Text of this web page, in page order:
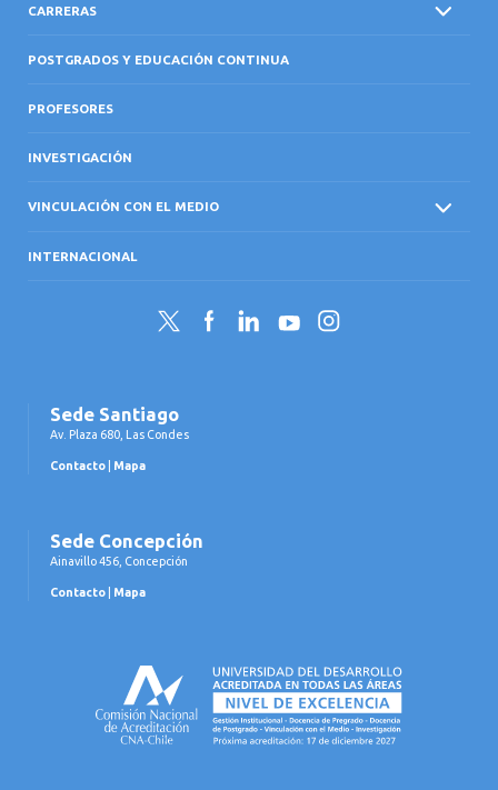
CARRERAS
POSTGRADOS Y EDUCACIÓN CONTINUA
PROFESORES
INVESTIGACIÓN
VINCULACIÓN CON EL MEDIO
INTERNACIONAL
Twitter FacebookLinkedInYouTubeInstagram
Sede Santiago
Av. Plaza 680, Las Condes
Contacto Mapa
Sede Concepción
Ainavillo 456, Concepción
Contacto Mapa